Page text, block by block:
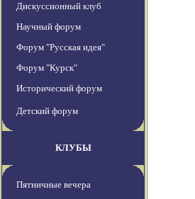
Дискуссионный клуб
Научный форум
Форум "Русская идея"
Форум "Курск"
Исторический форум
Детский форум
КЛУБЫ
Пятничные вечера